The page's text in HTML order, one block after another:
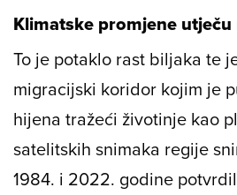
Klimatske promjene
To je potaklo rast biljaka te
migracijski koridor kojim je
hijena tražeći životinje kao
satelitskih snimaka regije
1984. i 2022. godine